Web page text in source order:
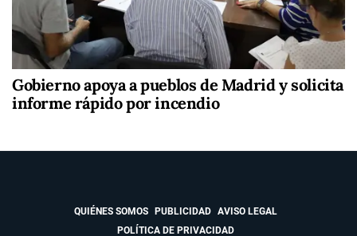
Gobierno apoya a pueblos de Madrid y solicita
informe rápido por incendio
QUIÉNES SOMOS PUBLICIDAD
AVISO LEGAL
POLÍTICA DE PRIVACIDAD